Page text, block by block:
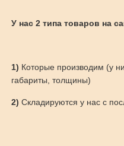
У нас 2 типа товаров на
1) Которые производим (у
габариты, толщины)
2) Складируются у нас с